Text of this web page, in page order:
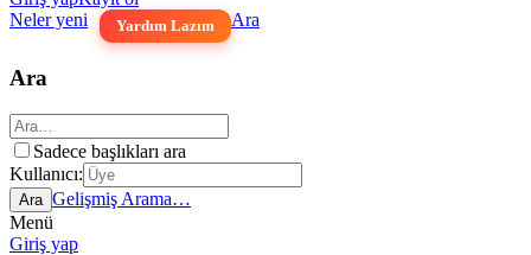
Neler yeni
Yardım Lazım Ara
Ara
Sadece başlıkları ara
Kullanıcı:
Ara Gelişmiş Arama…
Menü
Giriş yap